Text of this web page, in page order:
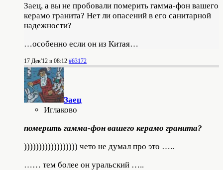
Заец, а вы не пробовали померить гамма-фон вашего
керамо гранита? Нет ли опасений в его санитарной
надежности?
…особенно если он из Китая…
17 Дек'12 в 08:12 #63172
Заец
Иглаково
померить гамма-фон вашего керамо гранита?
)))))))))))))))))) чето не думал про это …..
…… тем более он уральский …..